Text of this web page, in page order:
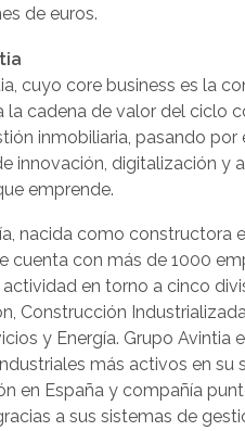
de euros.
cuyo core business es la
la cadena de valor del ciclo
inmobiliaria, pasando
innovación, digitalización y
emprende.
nacida como constructora
cuenta con más de 1000
en torno a cinco
Construcción
y Energía. Grupo Avintia
más activos en su
en España y compañía
a sus sistemas de